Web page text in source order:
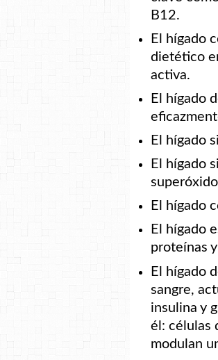
B12.
El hígado
dietético
activa.
El hígado
El hígado
El hígado
El hígado
El hígado
proteínas
El hígado
sangre,
insulina y
él: células
modulan